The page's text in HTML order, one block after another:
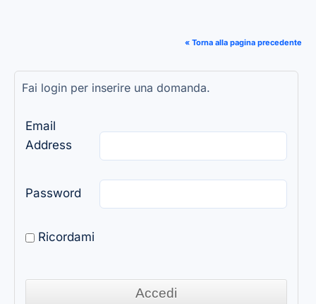
« Torna alla pagina precedente
Fai login per inserire una domanda.
Email
Address
Password
Ricordami